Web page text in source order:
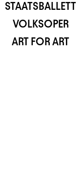
STAATSBALLETT
VOLKSOPER
ART FOR ART